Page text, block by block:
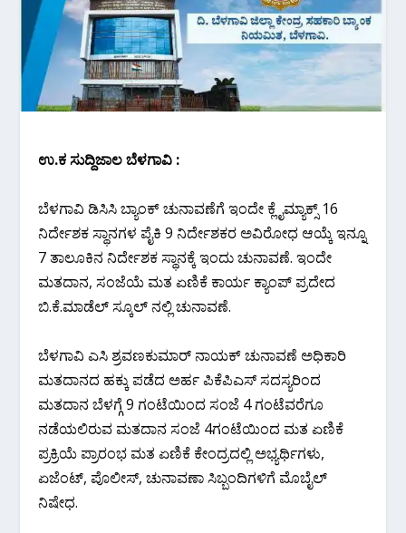
ಉ.ಕ‌ ಸುದ್ದಿಜಾಲ ಬೆಳಗಾವಿ :
ಬೆಳಗಾವಿ ಡಿಸಿಸಿ ಬ್ಯಾಂಕ್ ಚುನಾವಣೆಗೆ ಇಂದೇ ಕ್ಲೈಮ್ಯಾಕ್ಸ್ 16
ನಿರ್ದೇಶಕ ಸ್ಥಾನಗಳ ಪೈಕಿ 9 ನಿರ್ದೇಶಕರ ಅವಿರೋಧ ಆಯ್ಕೆ ಇನ್ನೂ
7 ತಾಲೂಕಿನ ನಿರ್ದೇಶಕ ಸ್ಥಾನಕ್ಕೆ ಇಂದು ಚುನಾವಣೆ. ಇಂದೇ
ಮತದಾನ, ಸಂಜೆಯೆ ಮತ ಏಣಿಕೆ ಕಾರ್ಯ ಕ್ಯಾಂಪ್ ಪ್ರದೇದ
ಬಿ.ಕೆ.ಮಾಡೆಲ್ ಸ್ಕೂಲ್ ನಲ್ಲಿ ಚುನಾವಣೆ.
ಬೆಳಗಾವಿ ಎಸಿ ಶ್ರವಣಕುಮಾರ್ ನಾಯಕ್ ಚುನಾವಣೆ ಅಧಿಕಾರಿ
ಮತದಾನದ ಹಕ್ಕು ಪಡೆದ ಅರ್ಹ ಪಿಕೆಪಿಎಸ್ ಸದಸ್ಯರಿಂದ
ಮತದಾನ ಬೆಳಗ್ಗೆ 9 ಗಂಟೆಯಿಂದ ಸಂಜೆ 4 ಗಂಟೆವರೆಗೂ
ನಡೆಯಲಿರುವ ಮತದಾನ ಸಂಜೆ 4ಗಂಟೆಯಿಂದ ಮತ ಏಣಿಕೆ
ಪ್ರಕ್ರಿಯೆ ಪ್ರಾರಂಭ ಮತ ಏಣಿಕೆ ಕೇಂದ್ರದಲ್ಲಿ ಅಭ್ಯರ್ಥಿಗಳು,
ಏಜೆಂಟ್, ಪೊಲೀಸ್, ಚುನಾವಣಾ ಸಿಬ್ಬಂದಿಗಳಿಗೆ ಮೊಬೈಲ್
ನಿಷೇಧ.